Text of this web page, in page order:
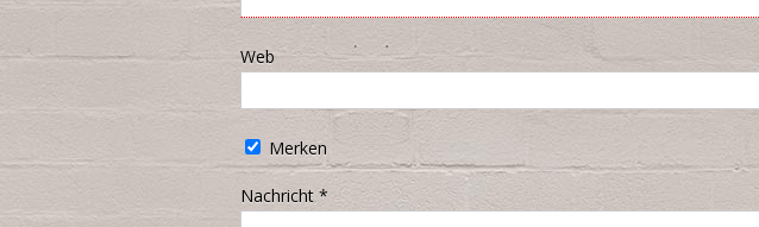
Web
Merken
Nachricht *